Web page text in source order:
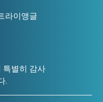
라이앵글
특별히 감사
.